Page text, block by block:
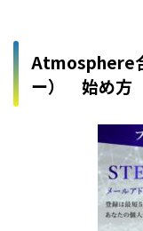
Atmosphere
ー） 始め方